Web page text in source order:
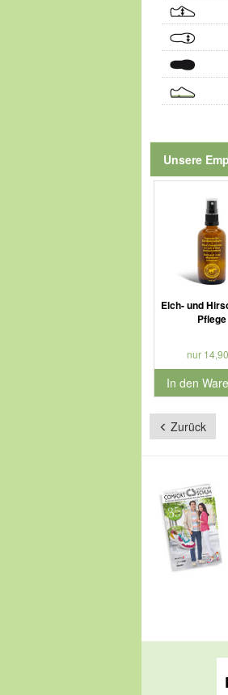
Unsere
Elch- und
Pflege
nur
In den
für
Zurück